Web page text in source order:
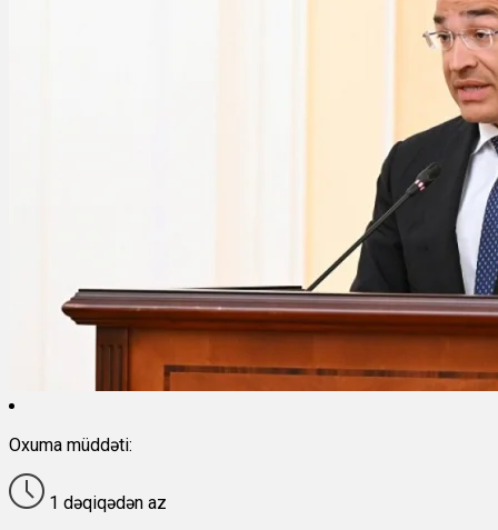
Oxuma müddəti:
1 dəqiqədən az